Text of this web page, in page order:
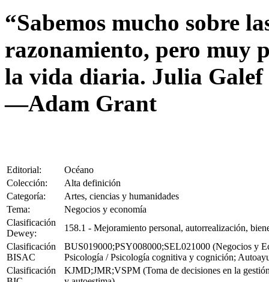
“Sabemos mucho sobre
razonamiento, pero muy
la vida diaria. Julia Galef
—Adam Grant
Editorial:
Océano
Colección:
Alta definición
Categoría:
Artes, ciencias y humanidades
Tema:
Negocios y economía
Clasificación
Dewey:
158.1 - Mejoramiento personal, autorrealización,
Clasificación
BISAC
BUS019000;PSY008000;SEL021000 (Negocios y
Psicología / Psicología cognitiva y cognición;
Clasificación
KJMD;JMR;VSPM (Toma de decisiones en la